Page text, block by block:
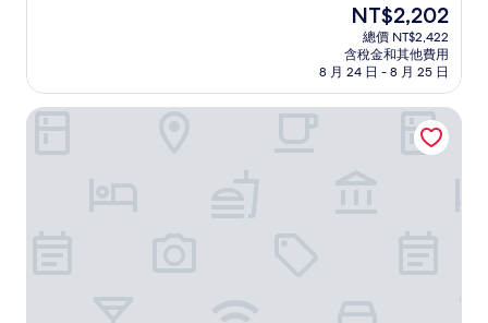
有
夠
現
在
價
格
為
NT$2,202
NT$2,202
總價 NT$2,422
含稅金和其他費用
8 月 24 日 - 8 月 25 日
蒂希萊羅餐廳飯店